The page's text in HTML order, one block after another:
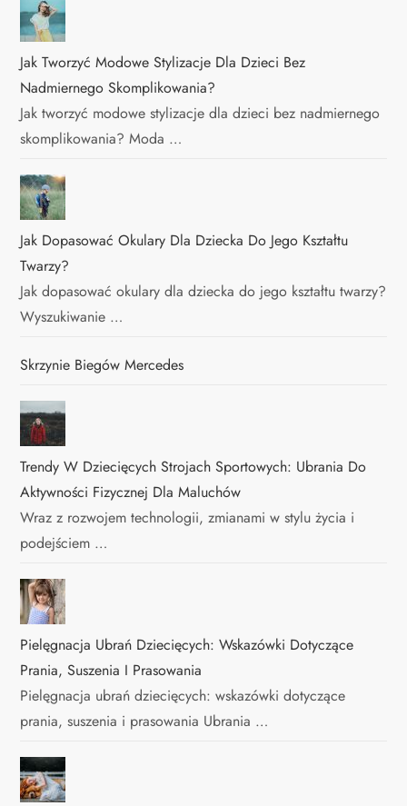
Jak Tworzyć Modowe Stylizacje Dla Dzieci Bez
Nadmiernego Skomplikowania?
Jak tworzyć modowe stylizacje dla dzieci bez nadmiernego
skomplikowania? Moda …
Jak Dopasować Okulary Dla Dziecka Do Jego Kształtu
Twarzy?
Jak dopasować okulary dla dziecka do jego kształtu twarzy?
Wyszukiwanie …
Skrzynie Biegów Mercedes
Trendy W Dziecięcych Strojach Sportowych: Ubrania Do
Aktywności Fizycznej Dla Maluchów
Wraz z rozwojem technologii, zmianami w stylu życia i
podejściem …
Pielęgnacja Ubrań Dziecięcych: Wskazówki Dotyczące
Prania, Suszenia I Prasowania
Pielęgnacja ubrań dziecięcych: wskazówki dotyczące
prania, suszenia i prasowania Ubrania …